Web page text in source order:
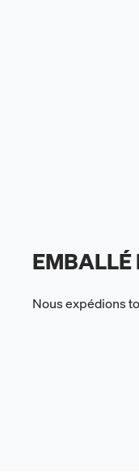
EMBALLÉ
Nous expédions